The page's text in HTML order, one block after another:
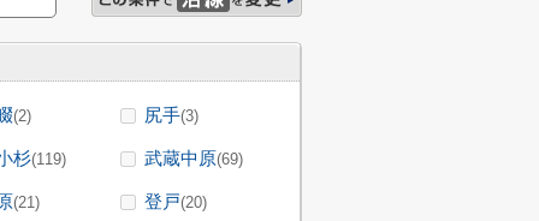
(2) 尻手(3)
杉(119) 武蔵中原(69)
(21) 登戸(20)